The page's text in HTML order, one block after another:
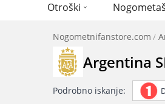
Otroški
Nogometnifanstore.com
Argentina
Podrobno iskanje: